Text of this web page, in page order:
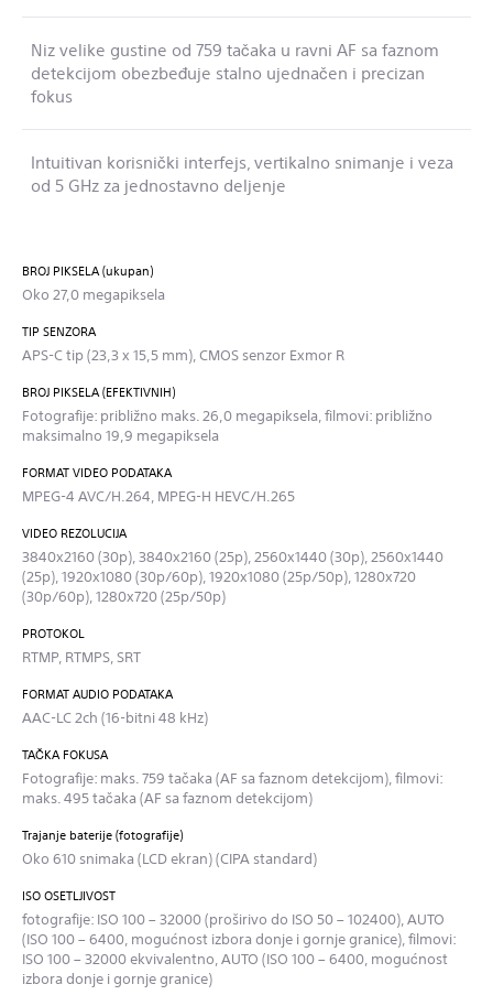
Niz velike gustine od 759 tačaka u ravni AF sa faznom
detekcijom obezbeđuje stalno ujednačen i precizan
fokus
Intuitivan korisnički interfejs, vertikalno snimanje i veza
od 5 GHz za jednostavno deljenje
BROJ PIKSELA (ukupan)
Oko 27,0 megapiksela
TIP SENZORA
APS-C tip (23,3 x 15,5 mm), CMOS senzor Exmor R
BROJ PIKSELA (EFEKTIVNIH)
Fotografije: približno maks. 26,0 megapiksela, filmovi: približno
maksimalno 19,9 megapiksela
FORMAT VIDEO PODATAKA
MPEG-4 AVC/H.264, MPEG-H HEVC/H.265
VIDEO REZOLUCIJA
3840x2160 (30p), 3840x2160 (25p), 2560x1440 (30p), 2560x1440
(25p), 1920x1080 (30p/60p), 1920x1080 (25p/50p), 1280x720
(30p/60p), 1280x720 (25p/50p)
PROTOKOL
RTMP, RTMPS, SRT
FORMAT AUDIO PODATAKA
AAC-LC 2ch (16-bitni 48 kHz)
TAČKA FOKUSA
Fotografije: maks. 759 tačaka (AF sa faznom detekcijom), filmovi:
maks. 495 tačaka (AF sa faznom detekcijom)
Trajanje baterije (fotografije)
Oko 610 snimaka (LCD ekran) (CIPA standard)
ISO OSETLJIVOST
fotografije: ISO 100 – 32000 (proširivo do ISO 50 – 102400), AUTO
(ISO 100 – 6400, mogućnost izbora donje i gornje granice), filmovi:
ISO 100 – 32000 ekvivalentno, AUTO (ISO 100 – 6400, mogućnost
izbora donje i gornje granice)